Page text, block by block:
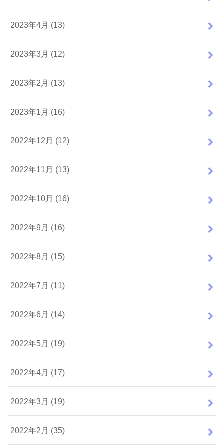
2023年4月 (13)
2023年3月 (12)
2023年2月 (13)
2023年1月 (16)
2022年12月 (12)
2022年11月 (13)
2022年10月 (16)
2022年9月 (16)
2022年8月 (15)
2022年7月 (11)
2022年6月 (14)
2022年5月 (19)
2022年4月 (17)
2022年3月 (19)
2022年2月 (35)